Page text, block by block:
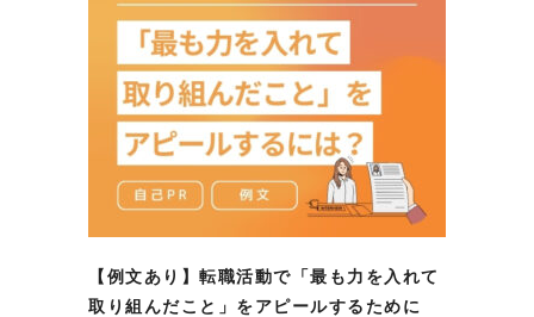
【例文あり】転職活動で「最も力を入れて
取り組んだこと」をアピールするために